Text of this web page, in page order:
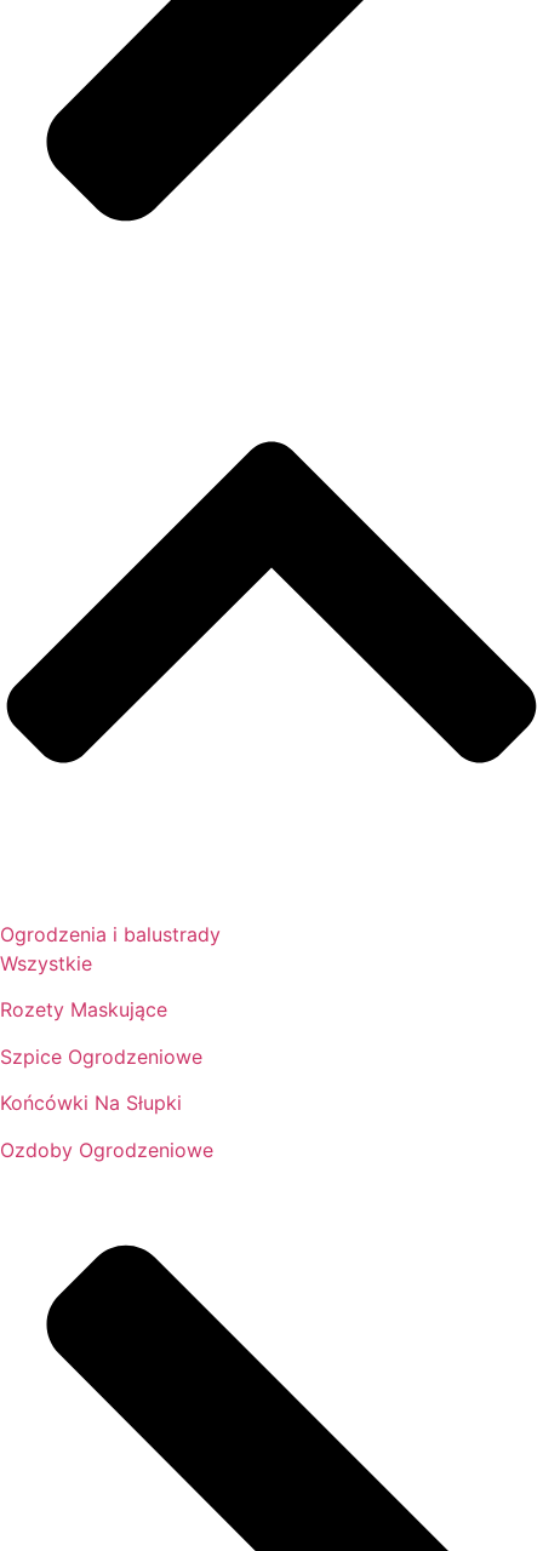
Ogrodzenia i balustrady
Wszystkie
Rozety Maskujące
Szpice Ogrodzeniowe
Końcówki Na Słupki
Ozdoby Ogrodzeniowe